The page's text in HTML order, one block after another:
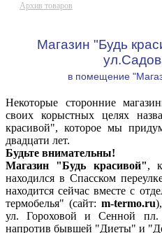
Архив товаров
Магазин "Будь
в помещение
Некоторые сторонние
своих корыстных целях
красивой", которое мы
двадцати лет.
Будьте внимательны!
Магазин "Будь красивой",
находился в Спасском
находится сейчас вместе с
термобелья" (сайт: m-termo.ru),
ул. Гороховой и Сенной пл.
напротив бывшей "Диеты" и